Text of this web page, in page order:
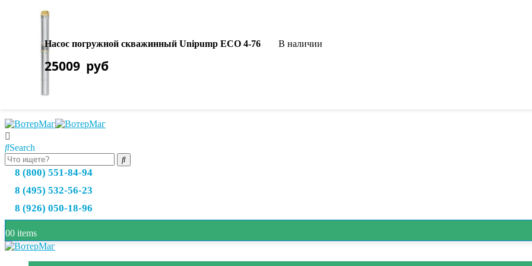
О нас
Доставка товара
Возврат и обмен
Search
8 (800) 551-84-94
8 (495) 532-56-23
8 (926) 050-18-96
00 items
Насос погружной скважинный Unipump ECO 4-76
25009 руб
В наличии